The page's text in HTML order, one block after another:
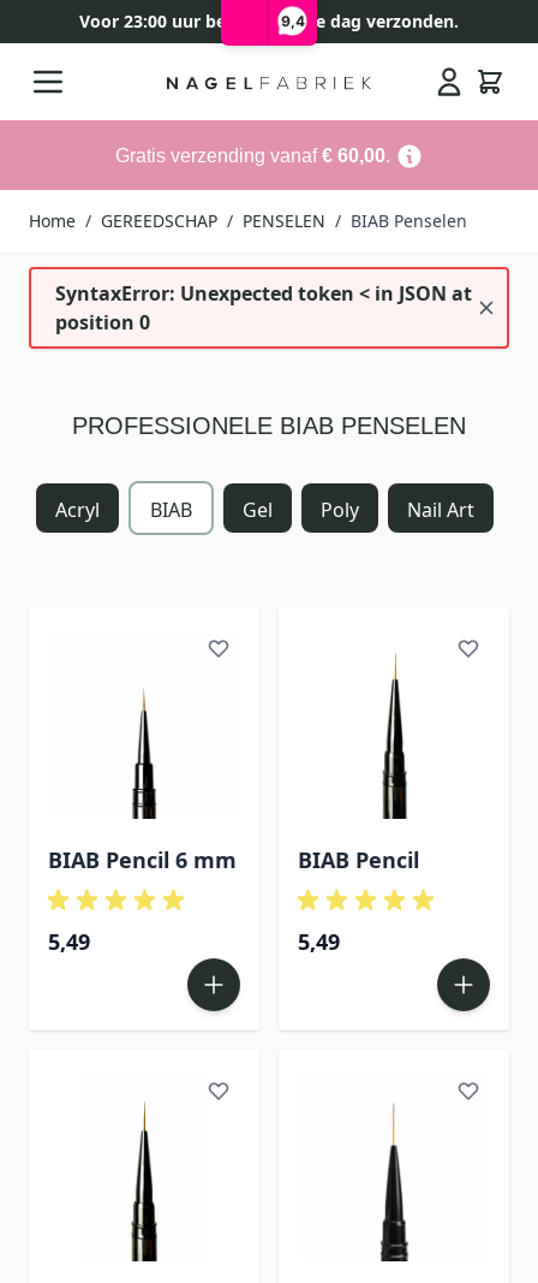
9,4
Voor 23:00 uur besteld, zelfde dag verzonden.
Gratis verzending vanaf€ 60,00.
Home / GEREEDSCHAP / PENSELEN / BIAB Penselen
SyntaxError: Unexpected token < in JSON at
position 0
PROFESSIONELE BIAB PENSELEN
Acryl BIAB Gel Poly Nail Art
BIAB Pencil 6 mm
5,49
BIAB Pencil
5,49